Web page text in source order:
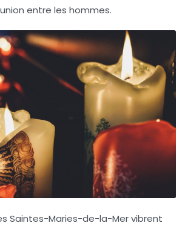
entre les hommes.
Saintes-Maries-de-la-Mervibrent